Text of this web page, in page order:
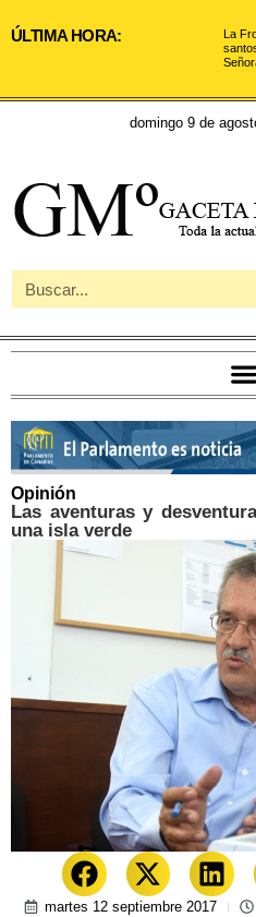
ÚLTIMA HORA:
La
domingo 9 de
Opinión
Las aventuras y
una isla verde
martes 12 septiembre 2017